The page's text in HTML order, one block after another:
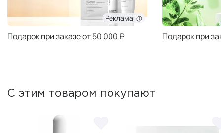
Реклама
Подарок при заказе от 50 000 ₽ Подарок при
С этим товаром покупают